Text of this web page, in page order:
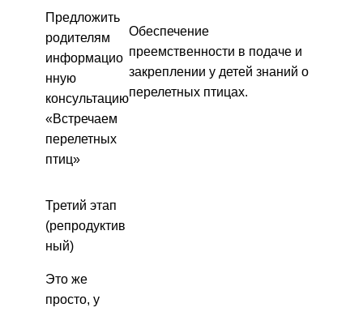
Предложить
родителям
информацио
нную
консультацию
«Встречаем
перелетных
птиц»
Обеспечение
преемственности в подаче и
закреплении у детей знаний о
перелетных птицах.
Третий этап
(репродуктив
ный)
Это же
просто, у